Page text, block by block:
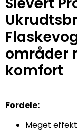
områder
komfort
Fordele:
Meget